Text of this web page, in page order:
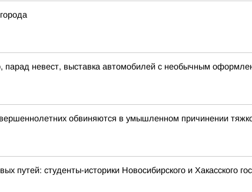
парад невест, выставка автомобилей с необычным
обвиняются в умышленном причинении
путей: студенты-историки Новосибирского и Хакасского